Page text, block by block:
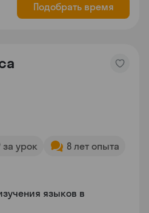
Подобрать время
за урок
8 лет опыта
языков в